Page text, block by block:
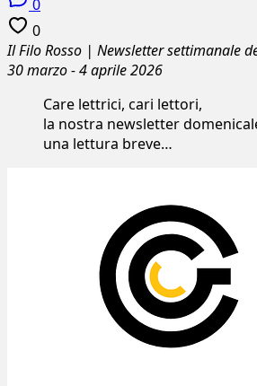
0
0
Il Filo Rosso | Newsletter settimanale
30 marzo - 4 aprile 2026
Care lettrici, cari lettori,
la nostra newsletter
una lettura breve…